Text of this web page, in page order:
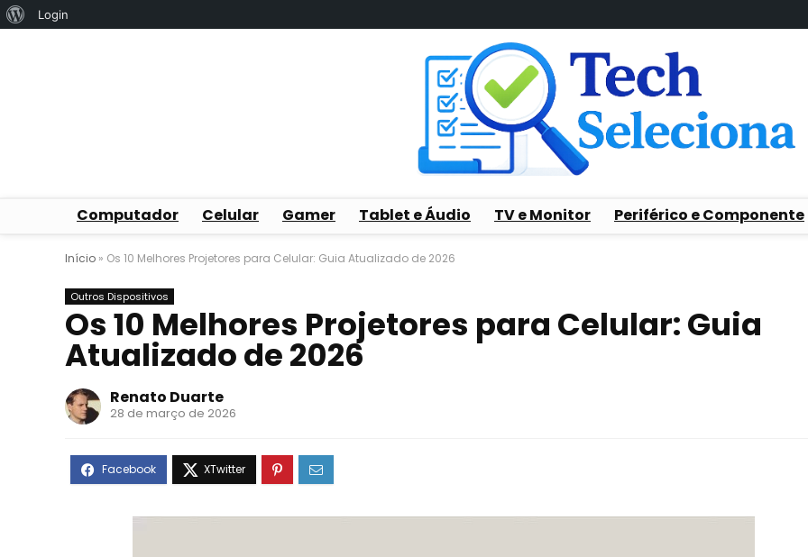
Sobre
Login
Computador Celular Gamer Tablet e Áudio TV e Monitor Periférico e Componente
Início » Os 10 Melhores Projetores para Celular: Guia Atualizado de 2026
Outros Dispositivos
Os 10 Melhores Projetores para Celular: Guia
Atualizado de 2026
Renato Duarte
28 de março de 2026